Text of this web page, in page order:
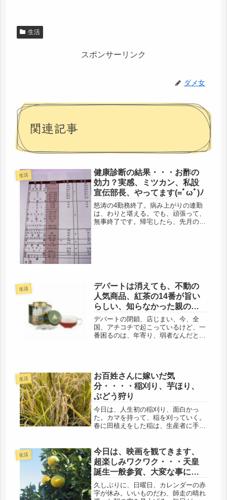
生活
スポンサーリンク
ダメ女
関連記事
生活
健康診断の結果・・・お酢の
効力？実感、ミツカン、私設
宣伝部長、やってます(=ﾟωﾟ)ﾉ
怒涛の4勤務終了。病み上がりの連勤
は、わりと堪える。でも、頑張って、
無事終了です。帰宅したら、先月の健
生活
デパートは消えても、不動の
人気商品、紅茶の14番が旨い
らしい、知らなかった親のこ
と
デパートの閉鎖、店じまい、今、全
国、アチコチで起こっているけど、一
番困るのは、年寄り、弱者なんだと思
ト。長...
生活
お百姓さんに嫁いだ気
分・・・・稲刈り、芋ほり、
ぶどう狩り
今日は、人生初の稲刈り、面白かっ
た。カマを持って、稲を刈っていく。
春に田植えをした稲は、生産者に手を
なに黄金色に実っていました。植えっ
ぱなしで、数か月、お世話になりまし
た、と...
生活
今日は、映画を観てきます、
超楽しみワクワク・・・天皇
誕生一般参賀、大変な事にな
ってるらしい・・・(・・;)
久しぶりに、日曜日、カレンダーの赤
字が休み。いいものだわ、師走の晴れ